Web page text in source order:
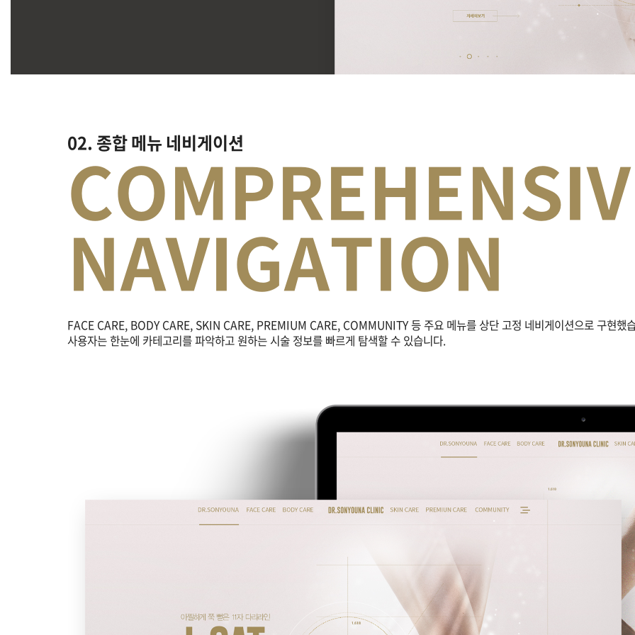
02. 종합 메뉴 네비게이션
상단 고정 메뉴로 DR.SONYOUNA 클리닉 주요 서비스 영역을 손쉽게 탐색합니다.
NAVIGATION
FACE CARE, BODY CARE, SKIN CARE, PREMIUM CARE, COMMUNITY 등 주요 메뉴를 상단 고정 네비게이션으로 구현했
사용자는 한눈에 카테고리를 파악하고 원하는 시술 정보를 빠르게 탐색할 수 있습니다.